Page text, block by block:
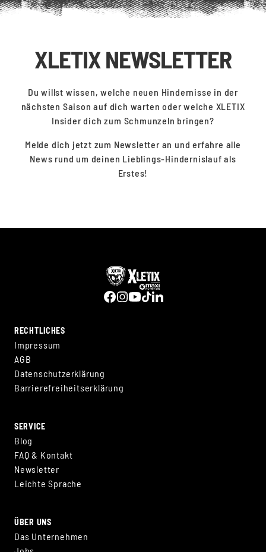
XLETIX NEWSLETTER
Du willst wissen, welche neuen Hindernisse in der
nächsten Saison auf dich warten oder welche XLETIX
Insider dich zum Schmunzeln bringen?
Melde dich jetzt zum Newsletter an und erfahre alle
News rund um deinen Lieblings-Hindernislauf als
Erstes!
RECHTLICHES
Impressum
AGB
Datenschutzerklärung
Barrierefreiheitserklärung
SERVICE
Blog
FAQ & Kontakt
Newsletter
Leichte Sprache
ÜBER UNS
Das Unternehmen